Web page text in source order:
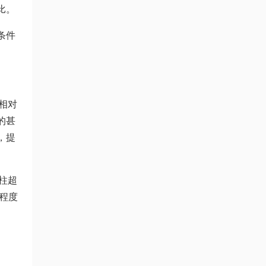
件
对
甚
提
超
度